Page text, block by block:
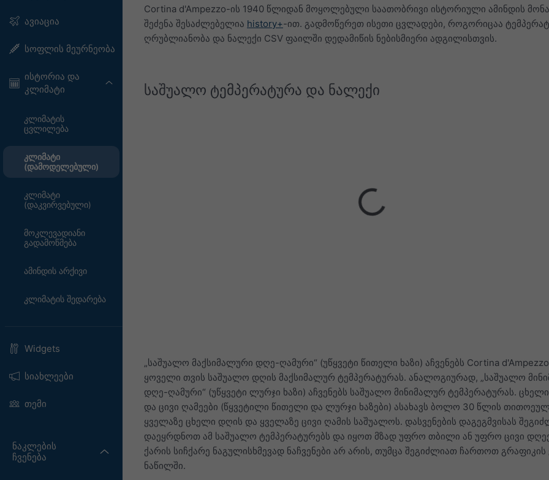
ავიაცია
სოფლის მეურნეობა
ისტორია და
კლიმატი
კლიმატის
ცვლილება
კლიმატი
(დამოდელებული)
კლიმატი
(დაკვირვებული)
მოკლევადიანი
გადამოწმება
ამინდის არქივი
კლიმატის შედარება
Widgets
სიახლეები
თემი
ნაკლების
ჩვენება
Cortina d'Ampezzo-ის 1940 წლიდან მოყოლებული საათობრივი ისტორიული ამინდის
შეძენა შესაძლებელია history+-ით. გადმოწერეთ ისეთი ცვლადები, როგორიცაა
ღრუბლიანობა და ნალექი CSV ფაილში დედამიწის ნებისმიერი ადგილისთვის.
საშუალო ტემპერატურა და ნალექი
„საშუალო მაქსიმალური დღე-ღამური“ (უწყვეტი წითელი ხაზი) აჩვენებს Cortina
ყოველი თვის საშუალო დღის მაქსიმალურ ტემპერატურას. ანალოგიურად, „საშუალო
დღე-ღამური“ (უწყვეტი ლურჯი ხაზი) აჩვენებს საშუალო მინიმალურ ტემპერატურას.
და ცივი ღამეები (წყვეტილი წითელი და ლურჯი ხაზები) ასახავს ბოლო 30 წლის
ყველაზე ცხელი დღის და ყველაზე ცივი ღამის საშუალოს. დასვენების დაგეგმვისას
დაეყრდნოთ ამ საშუალო ტემპერატურებს და იყოთ მზად უფრო თბილი ან უფრო ცივი
ქარის სიჩქარე ნაგულისხმევად ნაჩვენები არ არის, თუმცა შეგიძლიათ ჩართოთ გრაფიკის
ნაწილში.